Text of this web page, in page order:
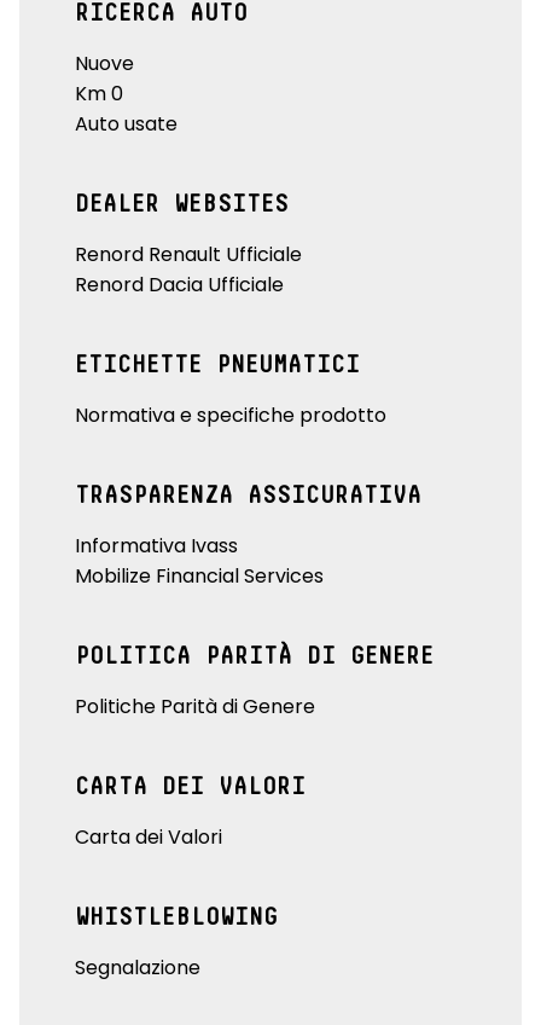
RICERCA AUTO
Nuove
Km 0
Auto usate
DEALER WEBSITES
Renord Renault Ufficiale
Renord Dacia Ufficiale
ETICHETTE PNEUMATICI
Normativa e specifiche prodotto
TRASPARENZA ASSICURATIVA
Informativa Ivass
Mobilize Financial Services
POLITICA PARITÀ DI GENERE
Politiche Parità di Genere
CARTA DEI VALORI
Carta dei Valori
WHISTLEBLOWING
Segnalazione